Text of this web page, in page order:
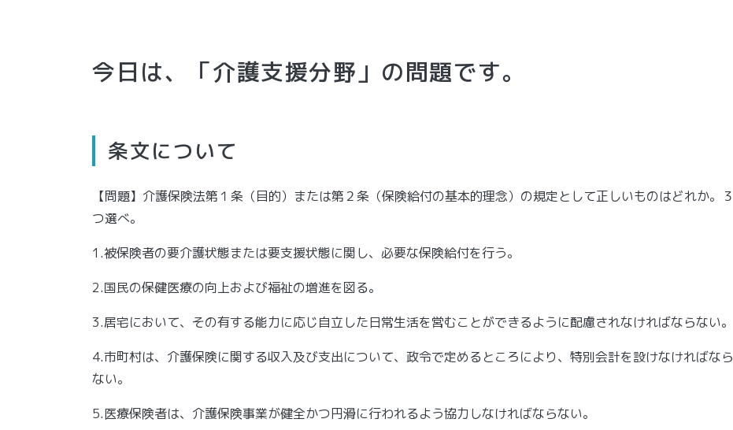
今日は、「介護支援分野」の問題です。
条文について
【問題】介護保険法第１条（目的）または第２条（保険給付の基本的理念）の規定として正しいものはどれか。３
つ選べ。
1.被保険者の要介護状態または要支援状態に関し、必要な保険給付を行う。
2.国民の保健医療の向上および福祉の増進を図る。
3.居宅において、その有する能力に応じ自立した日常生活を営むことができるように配慮されなければならない。
4.市町村は、介護保険に関する収入及び支出について、政令で定めるところにより、特別会計を設けなければなら
ない。
5.医療保険者は、介護保険事業が健全かつ円滑に行われるよう協力しなければならない。